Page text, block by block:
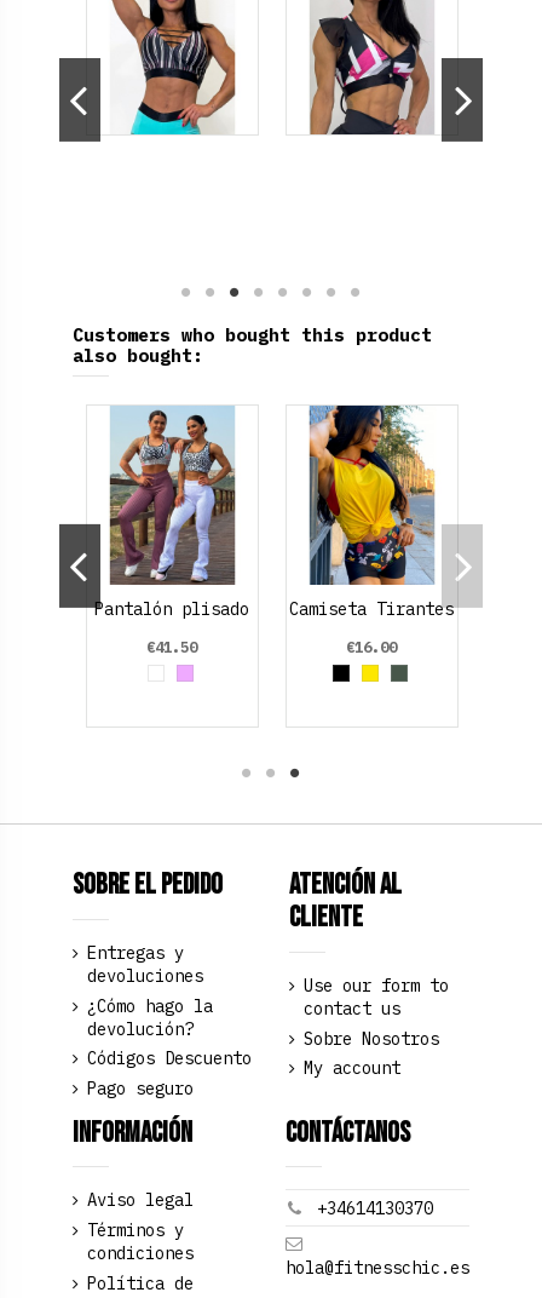
Customers who bought this product
also bought:
Pantalón plisado
€41.50
WhiteMalva
Camiseta Tirantes
€16.00
BlackYellowVerde Oliva
Sobre el pedido
Entregas y
devoluciones
¿Cómo hago la
devolución?
Códigos Descuento
Pago seguro
Atención al
Cliente
Use our form to
contact us
Sobre Nosotros
My account
Información
Aviso legal
Términos y
condiciones
Política de
Contáctanos
+34614130370
hola@fitnesschic.es